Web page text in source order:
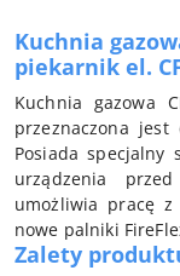
Kuchnia
piekarnik el.
Kuchnia gazowa
przeznaczona
Posiada specjalny
urządzenia
umożliwia pracę
nowe palniki
Zalety